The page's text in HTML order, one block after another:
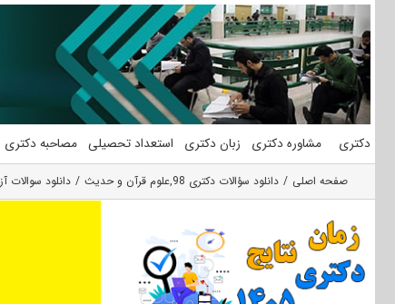
محتوا
دکتری مشاوره دکتری زبان دکتری استعداد تحصیلی مصاحبه دکتری
صفحه اصلی دانلود سؤالات دکتری 98 ,علوم قرآن و حدیث دانلود سوالات آزمون دکتری 98